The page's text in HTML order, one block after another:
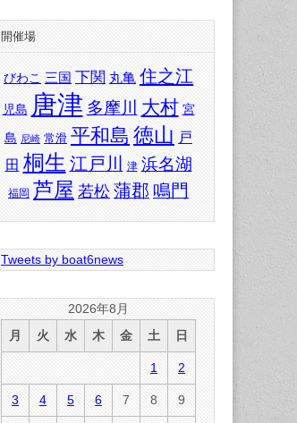
開催場
びわこ 三国 下関 丸亀 住之江
児島 唐津 多摩川 大村 宮
島 尼崎 常滑 平和島 徳山 戸
田 桐生 江戸川 津 浜名湖
福岡 芦屋 若松 蒲郡 鳴門
Tweets by boat6news
2026年8月
月
火 水 木 金 土 日
1 2
3 4 5 6 7 8 9